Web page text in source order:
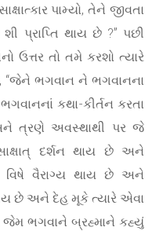
પામ્યો, તેને જીવતા
પ્રાપ્તિ થાય છે ?” પછી
ઉત્તર તો તમે કરશો ત્યારે
“જેને ભગવાન ને ભગવાનના
કથા-કીર્તન કરતા
ત્રણે અવસ્થાથી પર જે
દર્શન થાય છે અને
વિષે વૈરાગ્ય થાય છે અને
છે અને દેહ મૂકે ત્યારે એવા
ભગવાને બ્રહ્માને કહ્યું